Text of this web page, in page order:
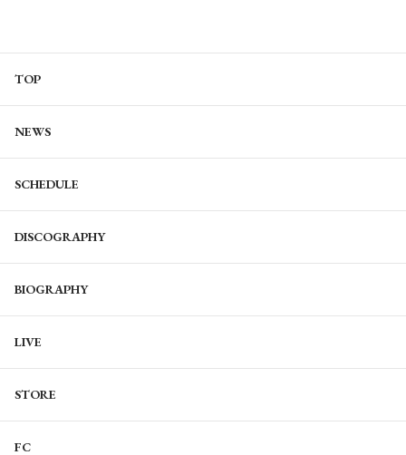
TOP
NEWS
SCHEDULE
DISCOGRAPHY
BIOGRAPHY
LIVE
STORE
FC